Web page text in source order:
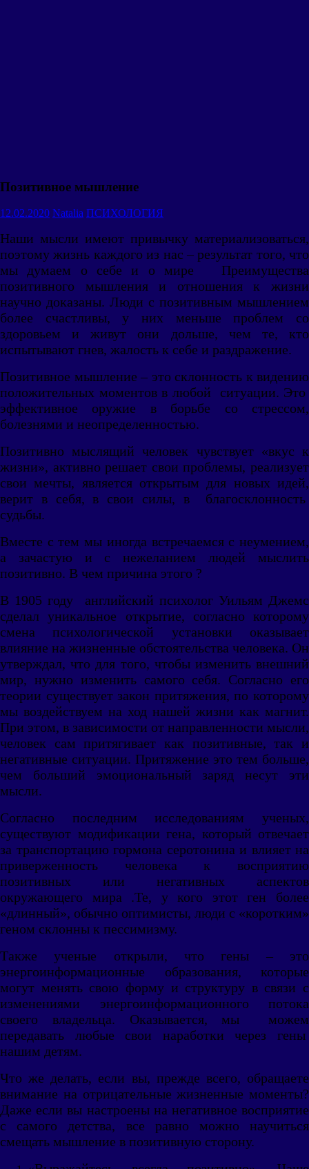
Позитивное мышление
12.02.2020 Natalia ПСИХОЛОГИЯ
Наши мысли имеют привычку материализоваться,
поэтому жизнь каждого из нас – результат того, что
мы думаем о себе и о мире Преимущества
позитивного мышления и отношения к жизни
научно доказаны. Люди с позитивным мышлением
более счастливы, у них меньше проблем со
здоровьем и живут они дольше, чем те, кто
испытывают гнев, жалость к себе и раздражение.
Позитивное мышление – это склонность к видению
положительных моментов в любой ситуации. Это
эффективное оружие в борьбе со стрессом,
болезнями и неопределенностью.
Позитивно мыслящий человек чувствует «вкус к
жизни», активно решает свои проблемы, реализует
свои мечты, является открытым для новых идей,
верит в себя, в свои силы, в благосклонность
судьбы.
Вместе с тем мы иногда встречаемся с неумением,
а зачастую и с нежеланием людей мыслить
позитивно. В чем причина этого ?
В 1905 году английский психолог Уильям Джемс
сделал уникальное открытие, согласно которому
смена психологической установки оказывает
влияние на жизненные обстоятельства человека. Он
утверждал, что для того, чтобы изменить внешний
мир, нужно изменить самого себя. Согласно его
теории существует закон притяжения, по которому
мы воздействуем на ход нашей жизни как магнит.
При этом, в зависимости от направленности мысли,
человек сам притягивает как позитивные, так и
негативные ситуации. Притяжение это тем больше,
чем больший эмоциональный заряд несут эти
мысли.
Согласно последним исследованиям ученых,
существуют модификации гена, который отвечает
за транспортацию гормона серотонина и влияет на
приверженность человека к восприятию
позитивных или негативных аспектов
окружающего мира .Те, у кого этот ген более
«длинный», обычно оптимисты, люди с «коротким»
геном склонны к пессимизму.
Также ученые открыли, что гены – это
энергоинформационные образования, которые
могут менять свою форму и структуру в связи с
изменениями энергоинформационного потока
своего владельца. Оказывается, мы можем
передавать любые свои наработки через гены
нашим детям.
Что же делать, если вы, прежде всего, обращаете
внимание на отрицательные жизненные моменты?
Даже если вы настроены на негативное восприятие
с самого детства, все равно можно научиться
смещать мышление в позитивную сторону.